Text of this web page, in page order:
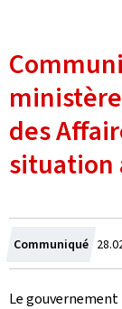
des
situation
Communiqué
le
Le